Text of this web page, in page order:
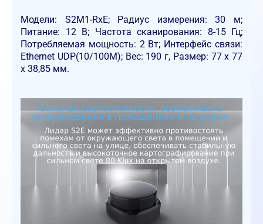
Модели: S2M1-RxE; Радиус измерения: 30 м;
Питание: 12 В; Частота сканирования: 8-15 Гц;
Потребляемая мощность: 2 Вт; Интерфейс связи:
Ethernet UDP(10/100M); Вес: 190 г, Размер: 77 x 77
x 38,85 мм.